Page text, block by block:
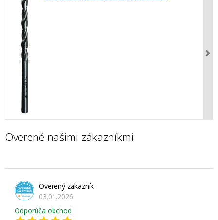
Overené našimi zákazníkmi
Overený zákazník
03.01.2026
Odporúča obchod